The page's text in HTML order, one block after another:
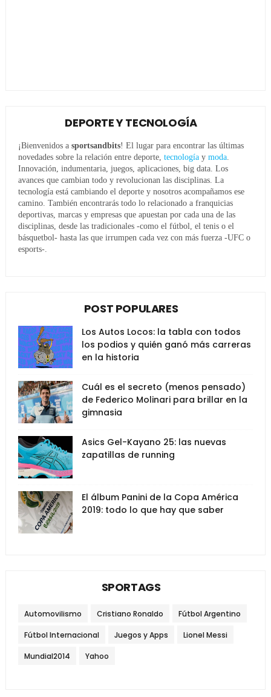
DEPORTE Y TECNOLOGÍA
¡Bienvenidos asportsandbits! El lugar para encontrar las últimas
novedades sobre la relación entre deporte, tecnologíay moda.
Innovación, indumentaria, juegos, aplicaciones, big data. Los
avances que cambian todo y revolucionan las disciplinas. La
tecnología está cambiando el deporte y nosotros acompañamos ese
camino. También encontrarás todo lo relacionado a franquicias
deportivas, marcas y empresas que apuestan por cada una de las
disciplinas, desde las tradicionales -como el fútbol, el tenis o el
básquetbol- hasta las que irrumpen cada vez con más fuerza -UFC o
esports-.
POST POPULARES
Los Autos Locos: la tabla con todos
los podios y quién ganó más carreras
en la historia
Cuál es el secreto (menos pensado)
de Federico Molinari para brillar en la
gimnasia
Asics Gel-Kayano 25: las nuevas
zapatillas de running
El álbum Panini de la Copa América
2019: todo lo que hay que saber
SPORTAGS
Automovilismo Cristiano Ronaldo Fútbol Argentino
Fútbol Internacional Juegos y Apps Lionel Messi
Mundial2014 Yahoo